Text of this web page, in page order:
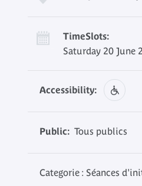
TimeSlots:
Saturday 20 June
Accessibility:
Public: Tous publics
Categorie : Séances